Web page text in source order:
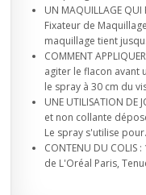
UN MAQUILLAGE QUI
Fixateur de
maquillage tient
COMMENT
agiter le flacon avant
le spray à 30 cm du
UNE UTILISATION DE
et non collante
Le spray s'utilise
CONTENU DU
de L'Oréal Paris,